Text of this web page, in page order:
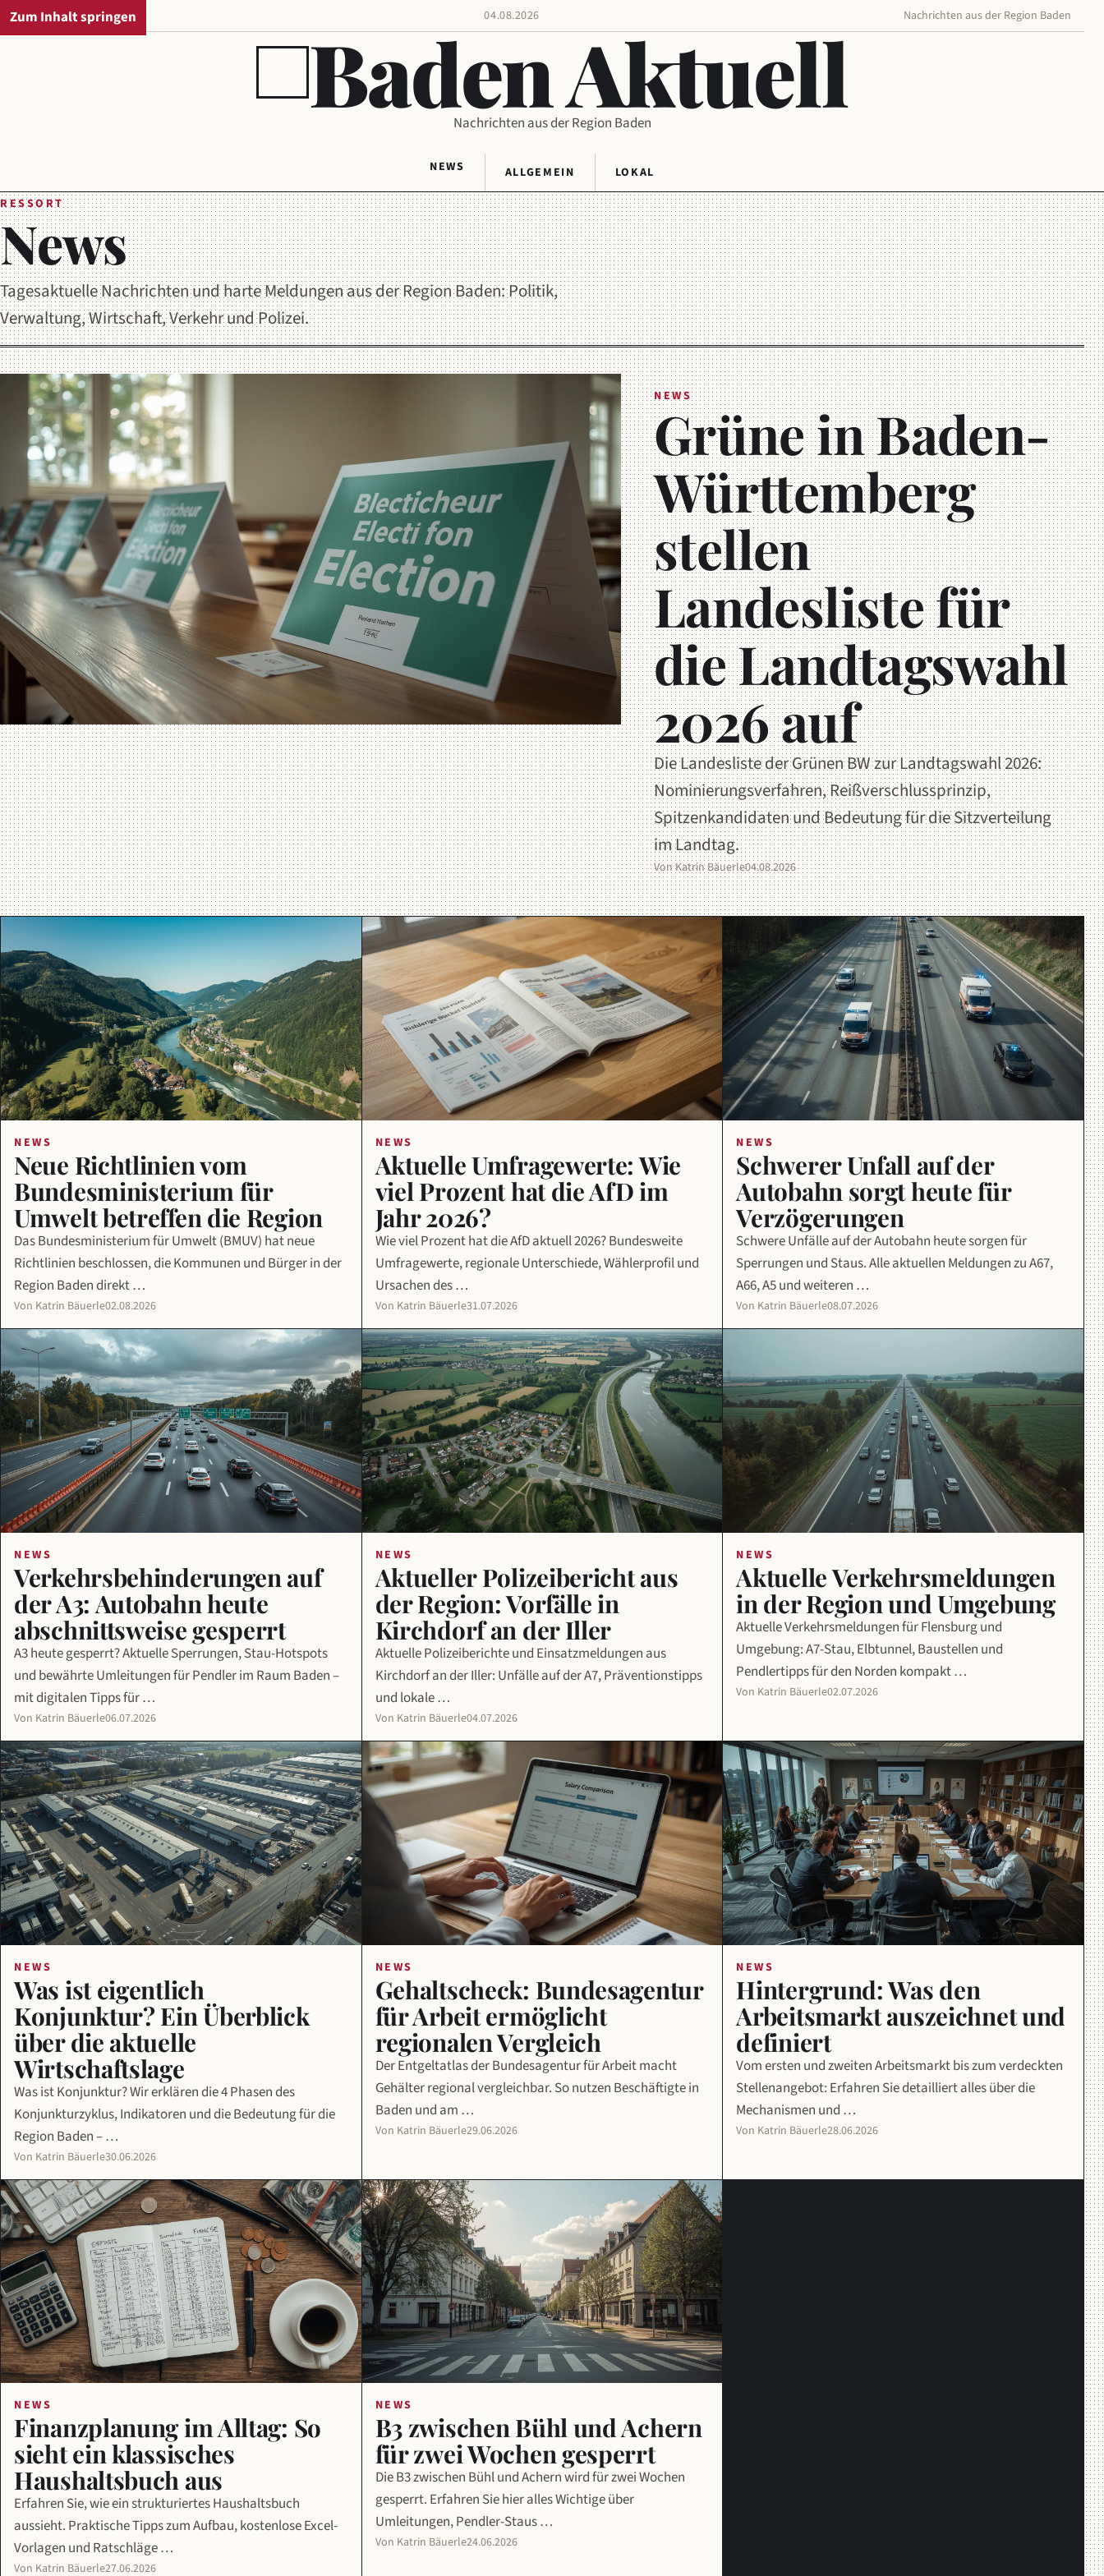
Zum Inhalt springen
REGIONALAUSGABE 04.08.2026 Nachrichten aus der Region Baden
Baden Aktuell
Nachrichten aus der Region Baden
NEWS ALLGEMEIN
LOKAL
RESSORT
News
Tagesaktuelle Nachrichten und harte Meldungen aus der Region Baden: Politik,
Verwaltung, Wirtschaft, Verkehr und Polizei.
NEWS
Grüne in Baden-
Württemberg
stellen
Landesliste für
die Landtagswahl
2026 auf
Die Landesliste der Grünen BW zur Landtagswahl 2026:
Nominierungsverfahren, Reißverschlussprinzip,
Spitzenkandidaten und Bedeutung für die Sitzverteilung
im Landtag.
Von Katrin Bäuerle04.08.2026
NEWS
Neue Richtlinien vom
Bundesministerium für
Umwelt betreffen die Region
Das Bundesministerium für Umwelt (BMUV) hat neue
Richtlinien beschlossen, die Kommunen und Bürger in der
Region Baden direkt …
Von Katrin Bäuerle02.08.2026
NEWS
Aktuelle Umfragewerte: Wie
viel Prozent hat die AfD im
Jahr 2026?
Wie viel Prozent hat die AfD aktuell 2026? Bundesweite
Umfragewerte, regionale Unterschiede, Wählerprofil und
Ursachen des …
Von Katrin Bäuerle31.07.2026
NEWS
Schwerer Unfall auf der
Autobahn sorgt heute für
Verzögerungen
Schwere Unfälle auf der Autobahn heute sorgen für
Sperrungen und Staus. Alle aktuellen Meldungen zu A67,
A66, A5 und weiteren …
Von Katrin Bäuerle08.07.2026
NEWS
Verkehrsbehinderungen auf
der A3: Autobahn heute
abschnittsweise gesperrt
A3 heute gesperrt? Aktuelle Sperrungen, Stau-Hotspots
und bewährte Umleitungen für Pendler im Raum Baden –
mit digitalen Tipps für …
Von Katrin Bäuerle06.07.2026
NEWS
Aktueller Polizeibericht aus
der Region: Vorfälle in
Kirchdorf an der Iller
Aktuelle Polizeiberichte und Einsatzmeldungen aus
Kirchdorf an der Iller: Unfälle auf der A7, Präventionstipps
und lokale …
Von Katrin Bäuerle04.07.2026
NEWS
Aktuelle Verkehrsmeldungen
in der Region und Umgebung
Aktuelle Verkehrsmeldungen für Flensburg und
Umgebung: A7-Stau, Elbtunnel, Baustellen und
Pendlertipps für den Norden kompakt …
Von Katrin Bäuerle02.07.2026
NEWS
Was ist eigentlich
Konjunktur? Ein Überblick
über die aktuelle
Wirtschaftslage
Was ist Konjunktur? Wir erklären die 4 Phasen des
Konjunkturzyklus, Indikatoren und die Bedeutung für die
Region Baden – …
Von Katrin Bäuerle30.06.2026
NEWS
Gehaltscheck: Bundesagentur
für Arbeit ermöglicht
regionalen Vergleich
Der Entgeltatlas der Bundesagentur für Arbeit macht
Gehälter regional vergleichbar. So nutzen Beschäftigte in
Baden und am …
Von Katrin Bäuerle29.06.2026
NEWS
Hintergrund: Was den
Arbeitsmarkt auszeichnet und
definiert
Vom ersten und zweiten Arbeitsmarkt bis zum verdeckten
Stellenangebot: Erfahren Sie detailliert alles über die
Mechanismen und …
Von Katrin Bäuerle28.06.2026
NEWS
Finanzplanung im Alltag: So
sieht ein klassisches
Haushaltsbuch aus
Erfahren Sie, wie ein strukturiertes Haushaltsbuch
aussieht. Praktische Tipps zum Aufbau, kostenlose Excel-
Vorlagen und Ratschläge …
Von Katrin Bäuerle27.06.2026
NEWS
B3 zwischen Bühl und Achern
für zwei Wochen gesperrt
Die B3 zwischen Bühl und Achern wird für zwei Wochen
gesperrt. Erfahren Sie hier alles Wichtige über
Umleitungen, Pendler-Staus …
Von Katrin Bäuerle24.06.2026